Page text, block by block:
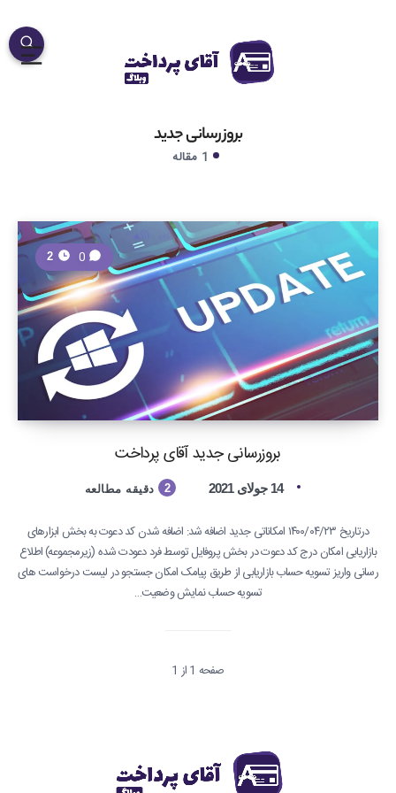
بروزرسانی جدید
بروزرسانی جدید آقای پرداخت
0
14 جولای 2021 2 دقیقه مطالعه
درتاریخ ۱۴۰۰/۰۴/۲۳ امکاناتی جدید اضافه شد: اضافه شدن کد دعوت به بخش ابزارهای
بازاریابی امکان درج کد دعوت در بخش پروفایل توسط فرد دعودت شده (زیرمجموعه) اطلاع
رسانی واریز تسویه حساب بازاریابی از طریق پیامک امکان جستجو در لیست درخواست های
تسویه حساب نمایش وضعیت…
صفحه 1 از 1